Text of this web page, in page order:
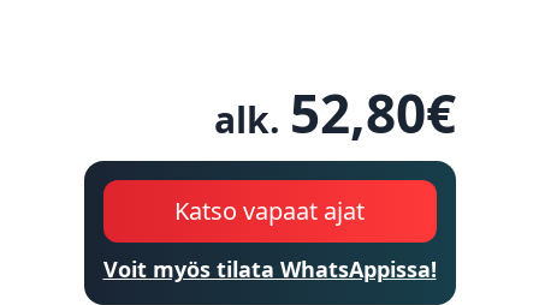
alk. 52,80€
Katso vapaat ajat
Voit myös tilata WhatsAppissa!